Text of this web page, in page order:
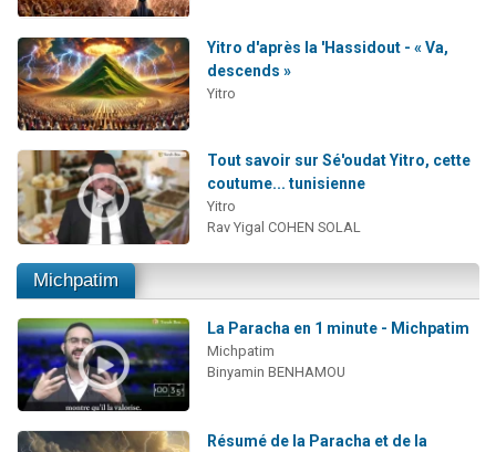
Yitro d'après la 'Hassidout - « Va,
descends »
Yitro
Tout savoir sur Sé'oudat Yitro, cette
coutume... tunisienne
Yitro
Rav Yigal COHEN SOLAL
Michpatim
La Paracha en 1 minute - Michpatim
Michpatim
Binyamin BENHAMOU
Résumé de la Paracha et de la